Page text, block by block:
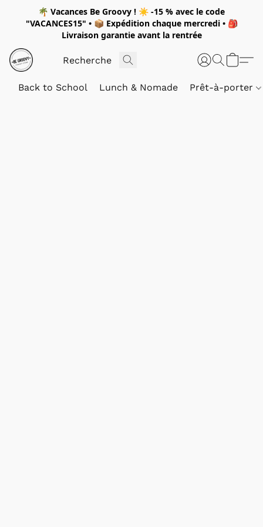
🌴 Vacances Be Groovy ! ☀️ -15 % avec le code
"VACANCES15" • 📦 Expédition chaque mercredi• 🎒
Livraison garantie avant la rentrée
Back to School Lunch & Nomade Prêt-à-porter